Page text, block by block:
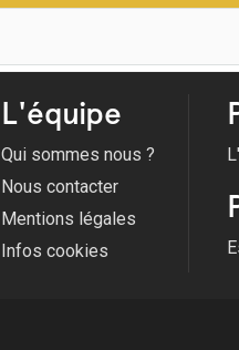
L'équipe
Qui sommes nous ?
Nous contacter
Mentions légales
Infos cookies